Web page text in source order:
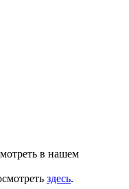
в нашем
здесь.